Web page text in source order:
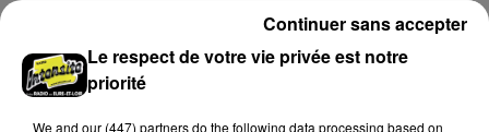
Voir plus
Le respect de votre vie privée est notre
priorité
We and our (447) partnersdo the following data processing based on
Continuer sans accepter